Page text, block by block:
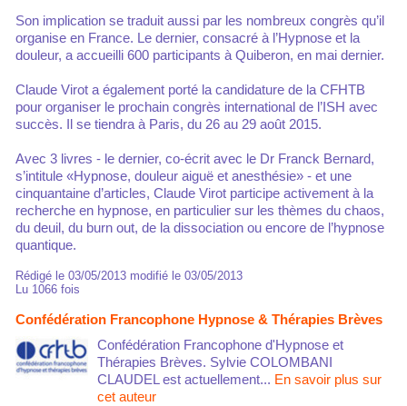
Son implication se traduit aussi par les nombreux congrès qu’il
organise en France. Le dernier, consacré à l’Hypnose et la
douleur, a accueilli 600 participants à Quiberon, en mai dernier.
Claude Virot a également porté la candidature de la CFHTB
pour organiser le prochain congrès international de l’ISH avec
succès. Il se tiendra à Paris, du 26 au 29 août 2015.
Avec 3 livres - le dernier, co-écrit avec le Dr Franck Bernard,
s’intitule «Hypnose, douleur aiguë et anesthésie» - et une
cinquantaine d’articles, Claude Virot participe activement à la
recherche en hypnose, en particulier sur les thèmes du chaos,
du deuil, du burn out, de la dissociation ou encore de l’hypnose
quantique.
Rédigé le 03/05/2013 modifié le 03/05/2013
Lu 1066 fois
Confédération Francophone Hypnose & Thérapies Brèves
Confédération Francophone d'Hypnose et
Thérapies Brèves. Sylvie COLOMBANI
CLAUDEL est actuellement... En savoir plus sur
cet auteur